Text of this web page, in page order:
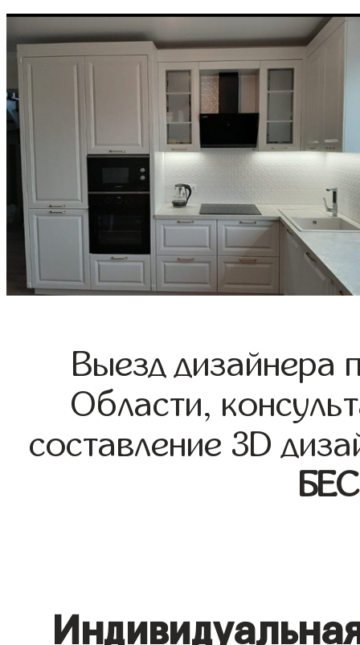
Выезд дизайнера
Области,
составление 3D